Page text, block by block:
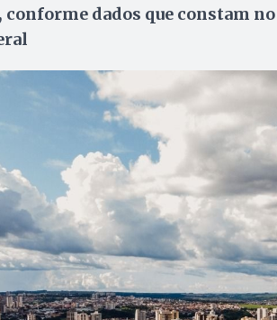
dados que constam